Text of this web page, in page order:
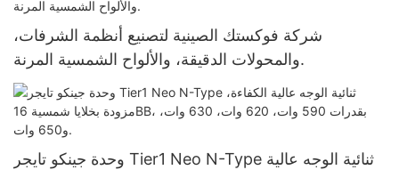
شركة فوكستك الصينية لتصنيع أنظمة الشرفات،
والمحولات الدقيقة، والألواح الشمسية المرنة.
وحدة جينكو تايجر Tier1 Neo N-Type ثنائية الوجه عالية